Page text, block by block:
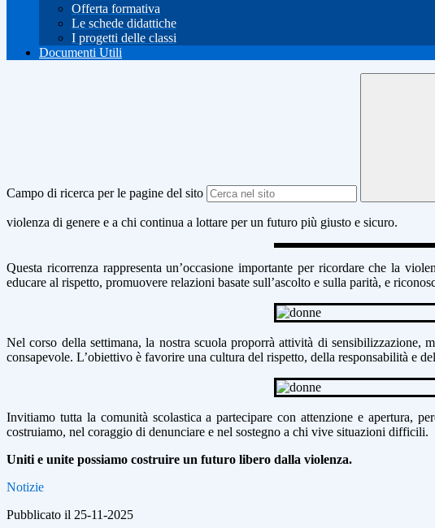
Offerta formativa
Le schede didattiche
I progetti delle classi
Documenti Utili
Campo di ricerca per le pagine del sito
violenza di genere e a chi continua a lottare per un futuro più giusto e sicuro.
Questa ricorrenza rappresenta un’occasione importante per ricordare che la
educare al rispetto, promuovere relazioni basate sull’ascolto e sulla parità, e
Nel corso della settimana, la nostra scuola proporrà attività di sensibilizzazione,
consapevole. L’obiettivo è favorire una cultura del rispetto, della responsabilità e
Invitiamo tutta la comunità scolastica a partecipare con attenzione e apertura,
costruiamo, nel coraggio di denunciare e nel sostegno a chi vive situazioni difficili.
Uniti e unite possiamo costruire un futuro libero dalla violenza.
Notizie
Pubblicato il 25-11-2025